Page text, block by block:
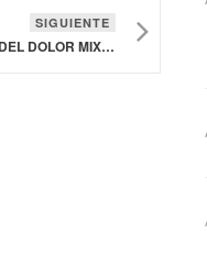
SIGUIENTE
ATENCIÓN Y DIAGNÓSTICO DEL DOLOR MIXTO, CLAVE PARA LA PREVENCIÓN DE SU CRONIFICACIÓN